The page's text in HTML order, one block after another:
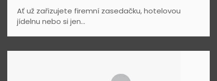
Ať už zařizujete firemní zasedačku, hotelovou
jídelnu nebo si jen...